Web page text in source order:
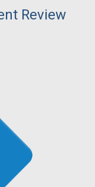
Review